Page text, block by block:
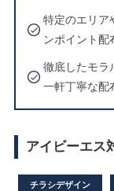
特定のエリア
ンポイント配
徹底したモラ
一軒丁寧な配
アイビーエス
チラシデザイン